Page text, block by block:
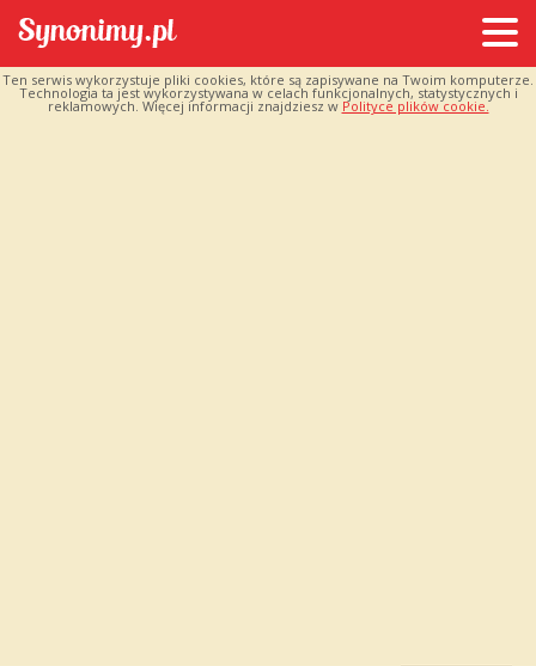
Ten serwis wykorzystuje pliki cookies, które są zapisywane na Twoim komputerze.
Technologia ta jest wykorzystywana w celach funkcjonalnych, statystycznych i
reklamowych. Więcej informacji znajdziesz w Polityce plików cookie.